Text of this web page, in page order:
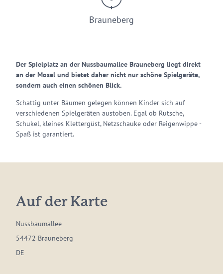
Brauneberg
Der Spielplatz an der Nussbaumallee Brauneberg liegt direkt
an der Mosel und bietet daher nicht nur schöne Spielgeräte,
sondern auch einen schönen Blick.
Schattig unter Bäumen gelegen können Kinder sich auf
verschiedenen Spielgeräten austoben. Egal ob Rutsche,
Schukel, kleines Klettergüst, Netzschauke oder Reigenwippe -
Spaß ist garantiert.
Auf der Karte
Nussbaumallee
54472 Brauneberg
DE